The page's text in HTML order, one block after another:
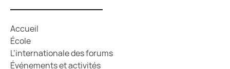
Accueil
École
L’internationale des forums
Événements et activités